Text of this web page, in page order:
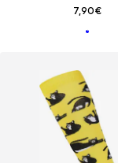
7,90€